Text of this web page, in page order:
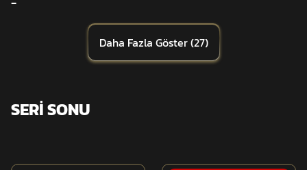
Daha Fazla Göster(27)
SERİ SONU